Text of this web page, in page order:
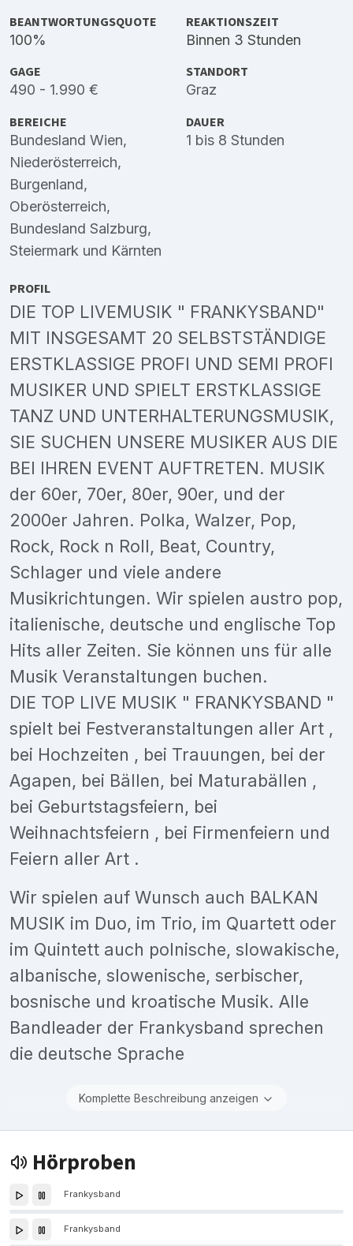
BEANTWORTUNGSQUOTE
100%
REAKTIONSZEIT
Binnen 3 Stunden
GAGE
490 - 1.990 €
STANDORT
Graz
BEREICHE
Bundesland Wien,
Niederösterreich,
Burgenland,
Oberösterreich,
Bundesland Salzburg,
Steiermark und Kärnten
DAUER
1 bis 8 Stunden
PROFIL
DIE TOP LIVEMUSIK " FRANKYSBAND"
MIT INSGESAMT 20 SELBSTSTÄNDIGE
ERSTKLASSIGE PROFI UND SEMI PROFI
MUSIKER UND SPIELT ERSTKLASSIGE
TANZ UND UNTERHALTERUNGSMUSIK,
SIE SUCHEN UNSERE MUSIKER AUS DIE
BEI IHREN EVENT AUFTRETEN. MUSIK
der 60er, 70er, 80er, 90er, und der
2000er Jahren. Polka, Walzer, Pop,
Rock, Rock n Roll, Beat, Country,
Schlager und viele andere
Musikrichtungen. Wir spielen austro pop,
italienische, deutsche und englische Top
Hits aller Zeiten. Sie können uns für alle
Musik Veranstaltungen buchen.
DIE TOP LIVE MUSIK " FRANKYSBAND "
spielt bei Festveranstaltungen aller Art ,
bei Hochzeiten , bei Trauungen, bei der
Agapen, bei Bällen, bei Maturabällen ,
bei Geburtstagsfeiern, bei
Weihnachtsfeiern , bei Firmenfeiern und
Feiern aller Art .
Wir spielen auf Wunsch auch BALKAN
MUSIK im Duo, im Trio, im Quartett oder
im Quintett auch polnische, slowakische,
albanische, slowenische, serbischer,
bosnische und kroatische Musik. Alle
Bandleader der Frankysband sprechen
die deutsche Sprache
Komplette Beschreibung anzeigen
Hörproben
Frankysband
Frankysband